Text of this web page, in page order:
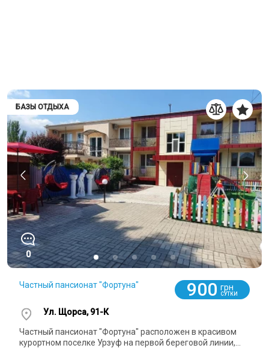
БАЗЫ ОТДЫХА
0
Частный пансионат "Фортуна" 900 грн
СУТКИ
Ул. Щорса, 91-К
Частный пансионат "Фортуна" расположен в красивом
курортном поселке Урзуф на первой береговой линии,...